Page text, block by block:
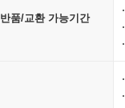
반품/교환 가능기간